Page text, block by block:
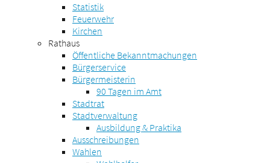
Statistik
Feuerwehr
Kirchen
Rathaus
Öffentliche Bekanntmachungen
Bürgerservice
Bürgermeisterin
90 Tagen im Amt
Stadtrat
Stadtverwaltung
Ausbildung & Praktika
Ausschreibungen
Wahlen